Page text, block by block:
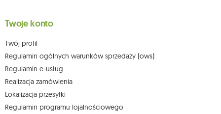
Twoje konto
Twój profil
Regulamin ogólnych warunków sprzedaży (ows)
Regulamin e-usług
Realizacja zamówienia
Lokalizacja przesyłki
Regulamin programu lojalnościowego